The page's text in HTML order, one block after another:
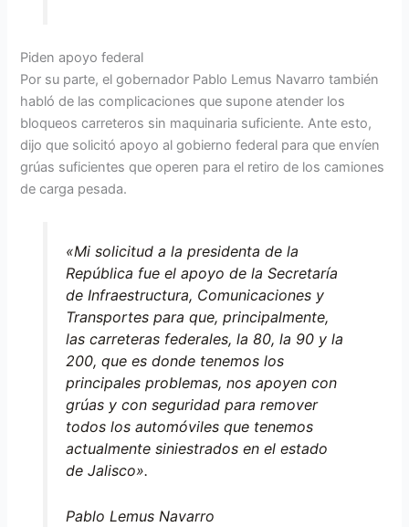
Piden apoyo federal
Por su parte, el gobernador Pablo Lemus Navarro también
habló de las complicaciones que supone atender los
bloqueos carreteros sin maquinaria suficiente. Ante esto,
dijo que solicitó apoyo al gobierno federal para que envíen
grúas suficientes que operen para el retiro de los camiones
de carga pesada.
«Mi solicitud a la presidenta de la
República fue el apoyo de la Secretaría
de Infraestructura, Comunicaciones y
Transportes para que, principalmente,
las carreteras federales, la 80, la 90 y la
200, que es donde tenemos los
principales problemas, nos apoyen con
grúas y con seguridad para remover
todos los automóviles que tenemos
actualmente siniestrados en el estado
de Jalisco».
Pablo Lemus Navarro